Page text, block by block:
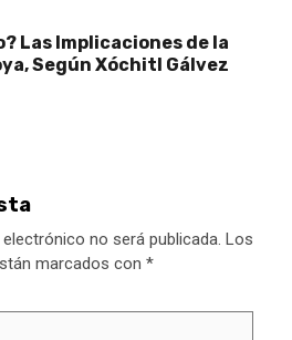
Las Implicaciones de la
Según Xóchitl Gálvez
no será publicada. Los
marcados con *